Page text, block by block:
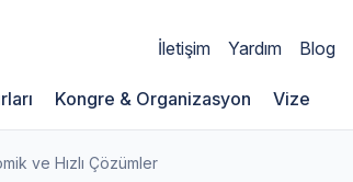
İletişim Yardım Blog
Kongre & Organizasyon Vize
ve Hızlı Çözümler